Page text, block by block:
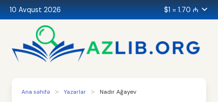
10 Avqust 2026 $1 = 1.70 ₼
Ana səhifə Yazarlar Nadir Ağayev